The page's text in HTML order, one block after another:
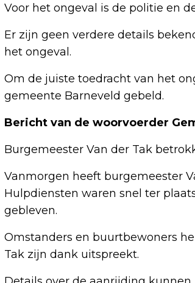
Voor het ongeval is de politie en
Er zijn geen verdere details
het ongeval.
Om de juiste toedracht van het
gemeente Barneveld gebeld.
Bericht van de woorvoerder
Burgemeester Van der Tak
Vanmorgen heeft burgemeester
Hulpdiensten waren snel ter
gebleven.
Omstanders en buurtbewoners
Tak zijn dank uitspreekt.